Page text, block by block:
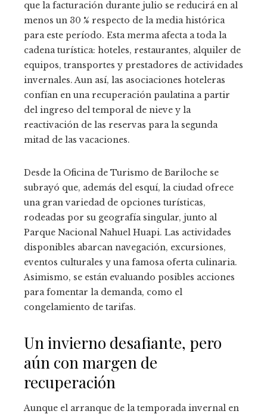
que la facturación durante julio se reducirá en al
menos un 30 % respecto de la media histórica
para este período. Esta merma afecta a toda la
cadena turística: hoteles, restaurantes, alquiler de
equipos, transportes y prestadores de actividades
invernales. Aun así, las asociaciones hoteleras
confían en una recuperación paulatina a partir
del ingreso del temporal de nieve y la
reactivación de las reservas para la segunda
mitad de las vacaciones.
Desde la Oficina de Turismo de Bariloche se
subrayó que, además del esquí, la ciudad ofrece
una gran variedad de opciones turísticas,
rodeadas por su geografía singular, junto al
Parque Nacional Nahuel Huapi. Las actividades
disponibles abarcan navegación, excursiones,
eventos culturales y una famosa oferta culinaria.
Asimismo, se están evaluando posibles acciones
para fomentar la demanda, como el
congelamiento de tarifas.
Un invierno desafiante, pero
aún con margen de
recuperación
Aunque el arranque de la temporada invernal en